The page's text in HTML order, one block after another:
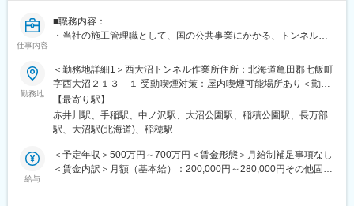
仕事内容
■職務内容：
・当社の施工管理職として、国の公共事業にかかる、トンネルや
■職務詳細：
(1)安全管理：安全作業の指示や教育、環境の改善など、現場の安
全の維持・向上を図ります(2)現場管理：作業の手配や指示、進捗
の管理を行い、品質と工期を守れるよう監督します(3)予算・原価
管理：工事の見積りや支出の管理、各種書類の作成、金額の交渉
なども行います(4)労務管理：作業員の心身の状態にも気を配り、
健康的に過ごせるようサポートします(5)機械・車両管理：現場で
使用する機械等の手配や配置、点検や管理などを行います(6)その
他：現場事務所の維持管理、関係各所への提出書類の作成、各種
勤務地
＜勤務地詳細1＞西大沼トンネル作業所住所：北海道亀田郡七飯町
字西大沼２１３－１ 受動喫煙対策：屋内喫煙可能場所あり＜勤務
地詳細2＞富丘トンネル作業所住所：北海道札幌市手稲区手稲本町
５９２－５ 受動喫煙対策：屋内喫煙可能場所あり＜勤務地詳細3
＞平里高架橋作業所住所：北海道山越郡長万部町字平里４０－５
【最寄り駅】
赤井川駅、手稲駅、中ノ沢駅、大沼公園駅、稲積公園駅、長万部
駅、大沼駅(北海道)、稲穂駅
給与
＜予定年収＞500万円～700万円＜賃金形態＞月給制補足事項なし
＜賃金内訳＞月額（基本給）：200,000円～280,000円その他固定